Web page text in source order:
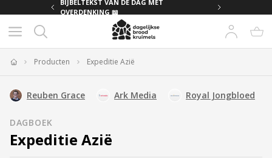
BIJBELTEKST VAN DE DAG MET
OVERDENKING 📖
Producten Expeditie Azië
Reuben Grace Ark Media Royal Jongbloed
DAGBOEK
Expeditie Azië